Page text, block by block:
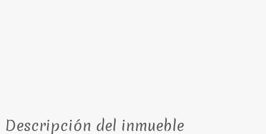
Descripción del inmueble